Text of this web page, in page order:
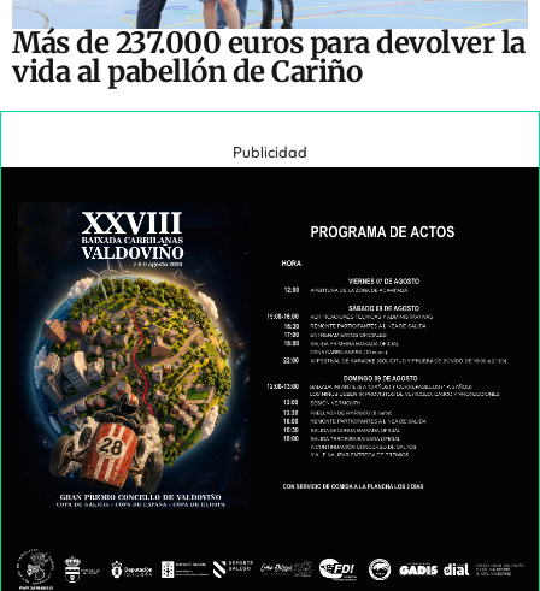
Más de 237.000 euros para devolver la
vida al pabellón de Cariño
Publicidad